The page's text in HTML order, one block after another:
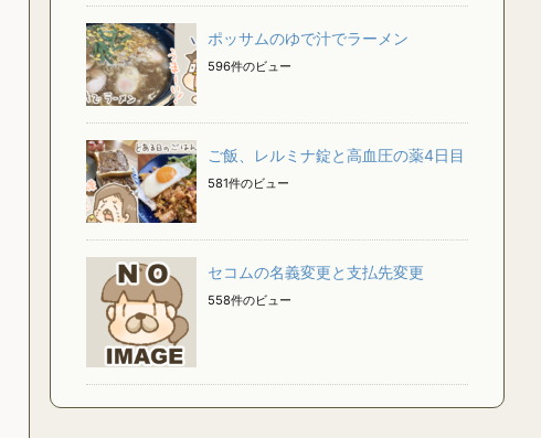
ポッサムのゆで汁でラーメン
596件のビュー
ご飯、レルミナ錠と高血圧の薬4日目
581件のビュー
セコムの名義変更と支払先変更
558件のビュー